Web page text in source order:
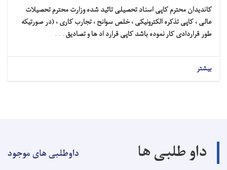
کاندیدان محترم کاپی اسناد تحصیلی تائید شده وزارت محترم تحصیلات
عالی ، کاپی تذکره الکترونیکی ، خلص سوانح ، تجارب کاری ، (در صورتیکه
طور قراردادی کار نموده باشد کاپی قرارد اد ها و تصادیق . . .
بیشتر
داو طلبی ها داوطلبی های موجود